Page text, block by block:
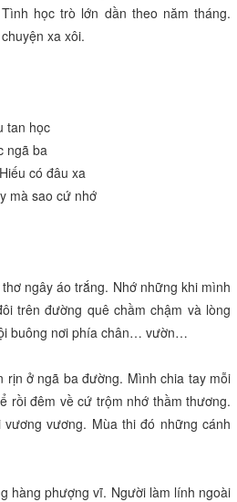
học trò lớn dần theo năm tháng.
xa xôi.
tan học
ngã ba
có đâu xa
mà sao cứ nhớ
ngây áo trắng. Nhớ những khi mình
trên đường quê chầm chậm và lòng
buông nơi phía chân… vườn…
rịn ở ngã ba đường. Mình chia tay mỗi
rồi đêm về cứ trộm nhớ thầm thương.
vương. Mùa thi đó những cánh
hàng phượng vĩ. Người làm lính ngoài